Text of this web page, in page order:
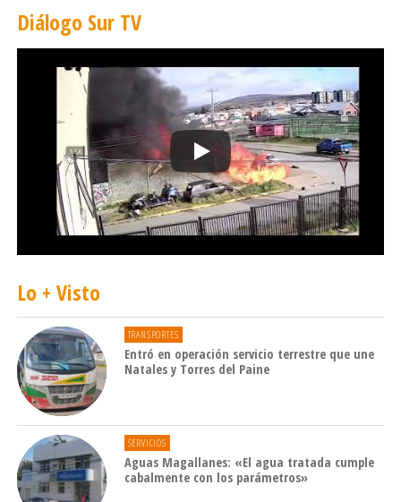
Para aquellos beneficiarios que no estén de
acuerdo con la propuesta que se presentará en
el sitio web, podrán completar en línea un
formulario para la revisión de su caso.
El segundo período de Devolución de Pagos en
Exceso se realizará durante el mes de
Septiembre de 2016.
Diálogo Sur TV
Lo + Visto
TRANSPORTES
Entró en operación servicio terrestre que une
Natales y Torres del Paine
SERVICIOS
Aguas Magallanes: «El agua tratada cumple
cabalmente con los parámetros»